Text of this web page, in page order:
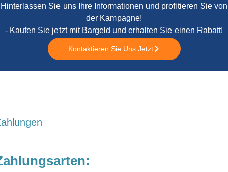
Hinterlassen Sie uns Ihre Informationen und profitieren Sie von
der Kampagne!
- Kaufen Sie jetzt mit Bargeld und erhalten Sie einen Rabatt!
Kontaktieren Sie Uns Jetzt